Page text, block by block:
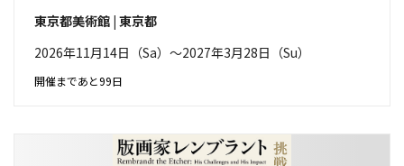
東京都美術館 | 東京都
2026年11月14日（Sa）〜2027年3月28日（Su）
開催まであと99日